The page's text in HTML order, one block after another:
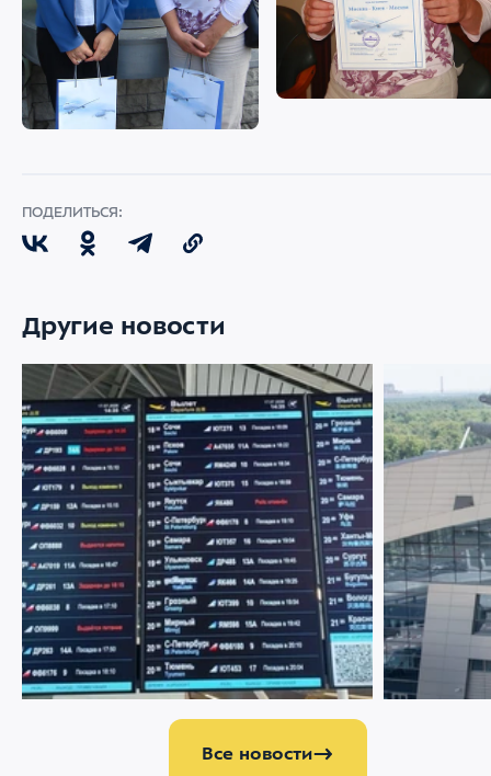
ПОДЕЛИТЬСЯ:
Другие новости
22 ИЮЛЯ 2026 1958
Меняемся ради комфорта пассажиров
21 ИЮЛЯ 2026
Аэропорт
партнером
Все новости